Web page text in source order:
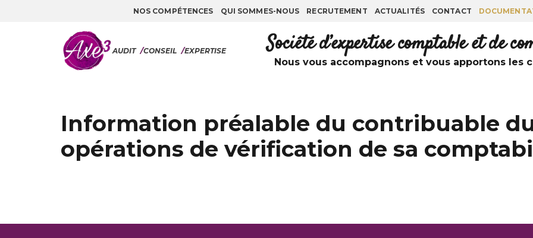
NOS COMPÉTENCES QUI SOMMES-NOUS RECRUTEMENT ACTUALITÉS CONTACT
AUDIT /CONSEIL /EXPERTISE Société d’expertise comptable et de
Nous vous accompagnons et vous apportons les
Information préalable du contribuable
opérations de vérification de sa